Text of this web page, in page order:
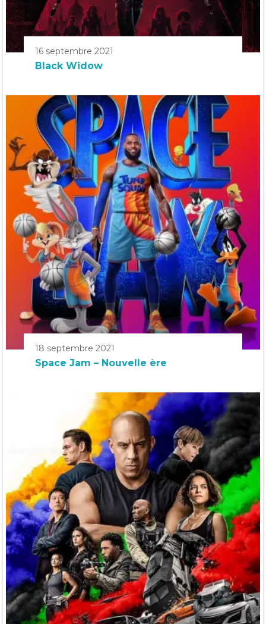
16 septembre 2021
Black Widow
18 septembre 2021
Space Jam – Nouvelle ère